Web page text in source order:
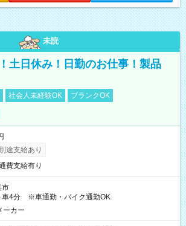
未読
土日休み！日勤のお仕事！製品
社会人未経験OK
ブランクOK
途支給あり
費支給有り
市
車4分 ※車通勤・バイク通勤OK
ーカー